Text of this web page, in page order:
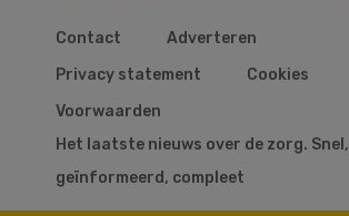
Contact
Adverteren
Privacy statement
Cookies
Voorwaarden
Het laatste nieuws over de zorg. Snel,
geïnformeerd, compleet